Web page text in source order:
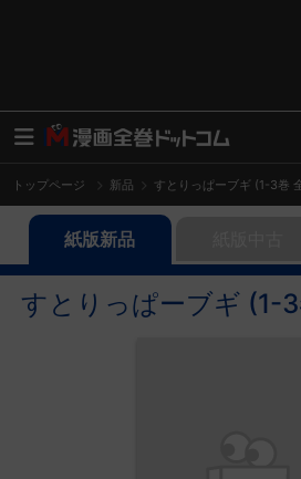
トップページ 新品 すとりっぱーブギ (1-3巻
紙版新品
すとりっぱーブギ (1-